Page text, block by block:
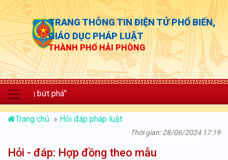
TRANG THÔNG TIN ĐIỆN TỬ PHỔ BIẾN,
GIÁO DỤC PHÁP LUẬT
THÀNH PHỐ HẢI PHÒNG
phá”
Trang chủ » Hỏi đáp pháp luật
Thời gian: 28/06/2024 17:19
Hỏi - đáp: Hợp đồng theo mẫu